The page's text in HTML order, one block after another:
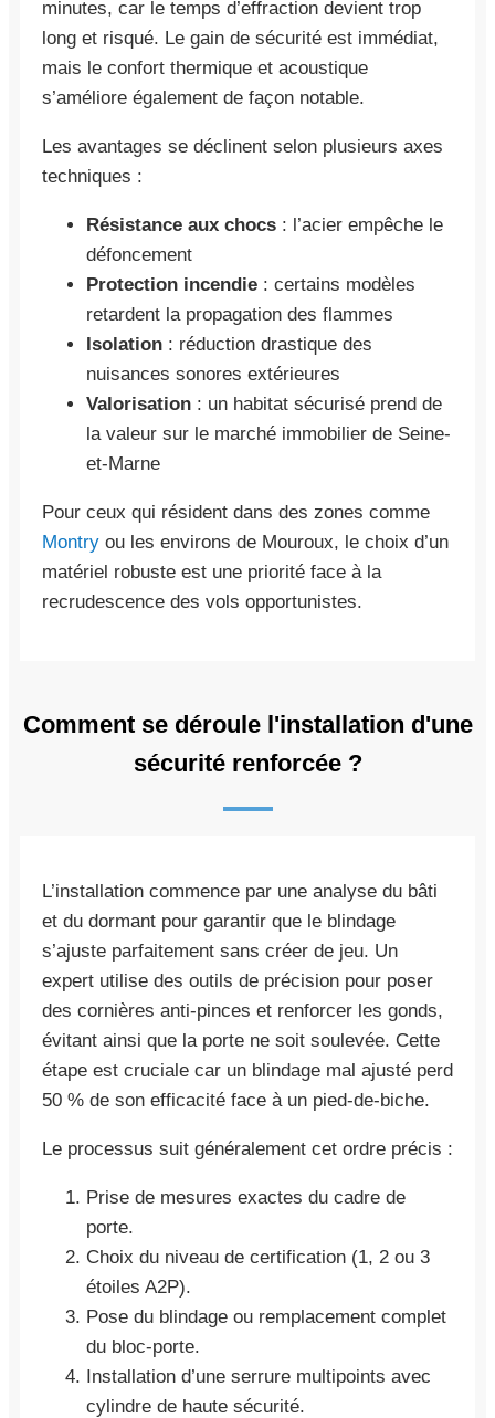
minutes, car le temps d’effraction devient trop
long et risqué. Le gain de sécurité est immédiat,
mais le confort thermique et acoustique
s’améliore également de façon notable.
Les avantages se déclinent selon plusieurs axes
techniques :
Résistance aux chocs : l’acier empêche le
défoncement
Protection incendie : certains modèles
retardent la propagation des flammes
Isolation : réduction drastique des
nuisances sonores extérieures
Valorisation : un habitat sécurisé prend de
la valeur sur le marché immobilier de Seine-
et-Marne
Pour ceux qui résident dans des zones comme
Montry ou les environs de Mouroux, le choix d’un
matériel robuste est une priorité face à la
recrudescence des vols opportunistes.
Comment se déroule l'installation d'une
sécurité renforcée ?
L’installation commence par une analyse du bâti
et du dormant pour garantir que le blindage
s’ajuste parfaitement sans créer de jeu. Un
expert utilise des outils de précision pour poser
des cornières anti-pinces et renforcer les gonds,
évitant ainsi que la porte ne soit soulevée. Cette
étape est cruciale car un blindage mal ajusté perd
50 % de son efficacité face à un pied-de-biche.
Le processus suit généralement cet ordre précis :
Prise de mesures exactes du cadre de
porte.
Choix du niveau de certification (1, 2 ou 3
étoiles A2P).
Pose du blindage ou remplacement complet
du bloc-porte.
Installation d’une serrure multipoints avec
cylindre de haute sécurité.